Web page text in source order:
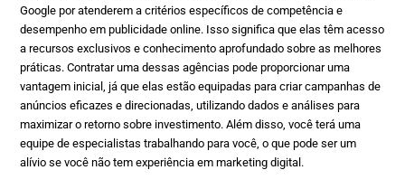
Google por atenderem a critérios específicos de competência e
desempenho em publicidade online. Isso significa que elas têm acesso
a recursos exclusivos e conhecimento aprofundado sobre as melhores
práticas. Contratar uma dessas agências pode proporcionar uma
vantagem inicial, já que elas estão equipadas para criar campanhas de
anúncios eficazes e direcionadas, utilizando dados e análises para
maximizar o retorno sobre investimento. Além disso, você terá uma
equipe de especialistas trabalhando para você, o que pode ser um
alívio se você não tem experiência em marketing digital.